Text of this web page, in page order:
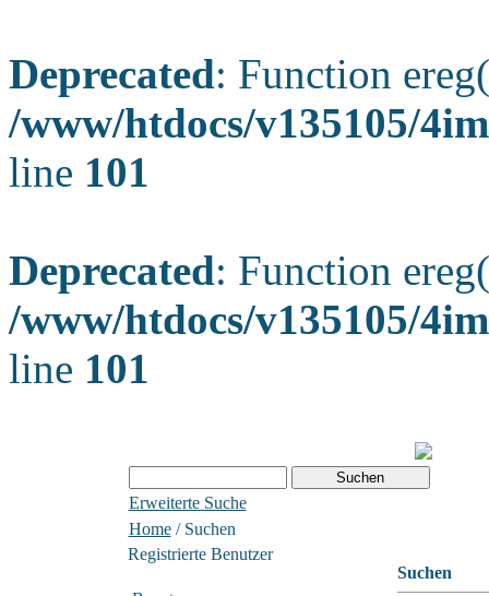
Deprecated: Function
/www/htdocs/v135105/
line 101
Deprecated: Function
/www/htdocs/v135105/
line 101
Erweiterte Suche
Home/ Suchen
Registrierte Benutzer
Suchen